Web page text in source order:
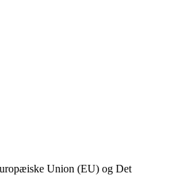
Union (EU) og Det